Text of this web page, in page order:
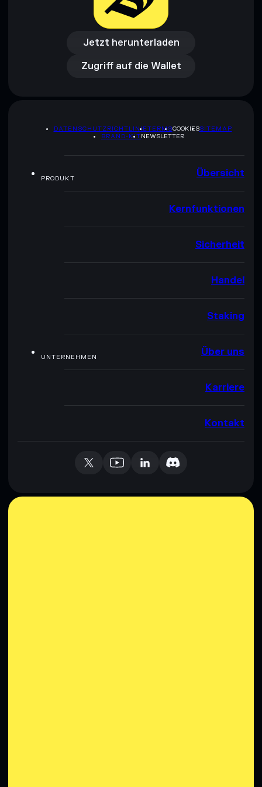
Jetzt herunterladen
Jetzt herunterladen
Zugriff auf die Wallet
Zugriff auf die Wallet
DATENSCHUTZRICHTLINIETERMSCOOKIESSITEMAP
BRAND-KITNEWSLETTER
PRODUKT Übersicht
Kernfunktionen
Sicherheit
Handel
Staking
UNTERNEHMEN Über uns
Karriere
Kontakt